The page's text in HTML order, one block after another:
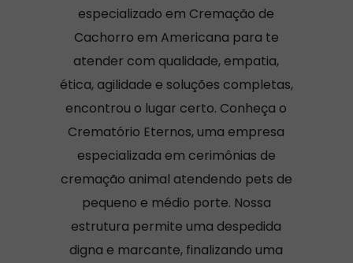
especializado em Cremação de
Cachorro em Americana para te
atender com qualidade, empatia,
ética, agilidade e soluções completas,
encontrou o lugar certo. Conheça o
Crematório Eternos, uma empresa
especializada em cerimônias de
cremação animal atendendo pets de
pequeno e médio porte. Nossa
estrutura permite uma despedida
digna e marcante, finalizando uma